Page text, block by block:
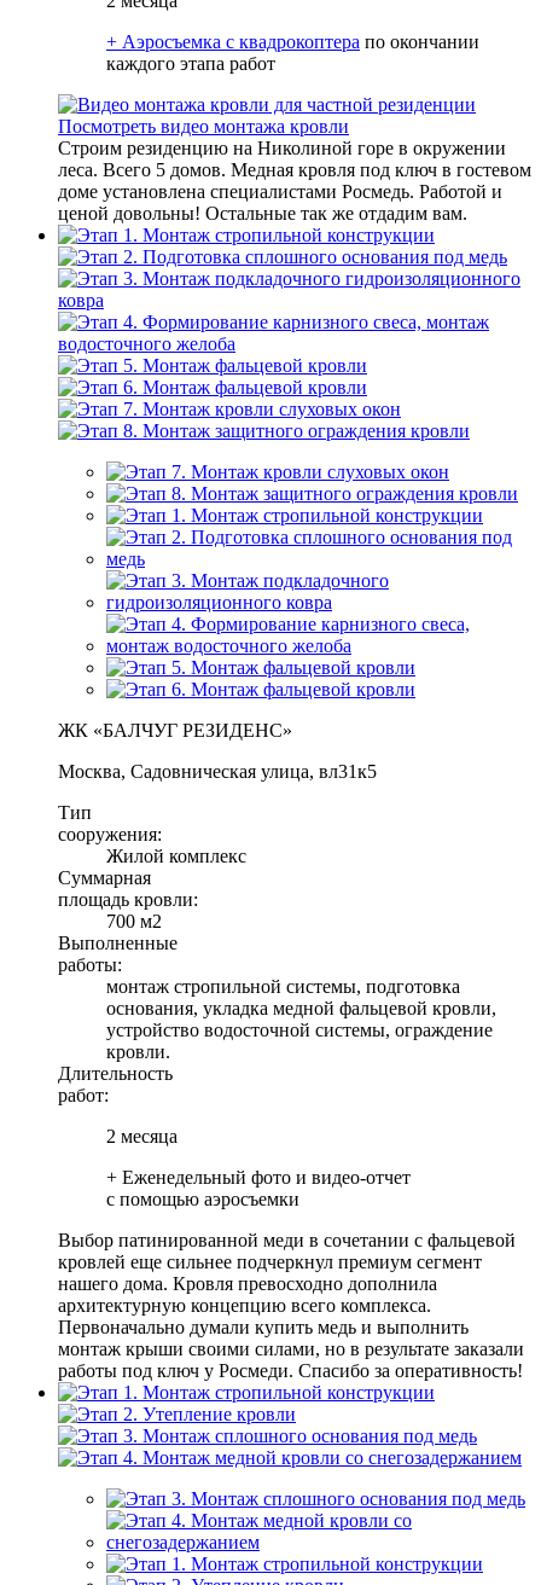
+ Аэроcъемка с квадрокоптера по окончании
каждого этапа работ
Посмотреть видео монтажа кровли
Строим резиденцию на Николиной горе в окружении
леса. Всего 5 домов. Медная кровля под ключ в гостевом
доме установлена специалистами Росмедь. Работой и
ценой довольны! Остальные так же отдадим вам.
ЖК «БАЛЧУГ РЕЗИДЕНС»
Москва, Садовническая улица, вл31к5
Тип
сооружения:
Жилой комплекс
Суммарная
площадь кровли:
700 м2
Выполненные
работы:
монтаж стропильной системы, подготовка
основания, укладка медной фальцевой кровли,
устройство водосточной системы, ограждение
кровли.
Длительность
работ:
2 месяца
+ Еженедельный фото и видео-отчет
с помощью аэросъемки
Выбор патинированной меди в сочетании с фальцевой
кровлей еще сильнее подчеркнул премиум сегмент
нашего дома. Кровля превосходно дополнила
архитектурную концепцию всего комплекса.
Первоначально думали купить медь и выполнить
монтаж крыши своими силами, но в результате заказали
работы под ключ у Росмеди. Спасибо за оперативность!